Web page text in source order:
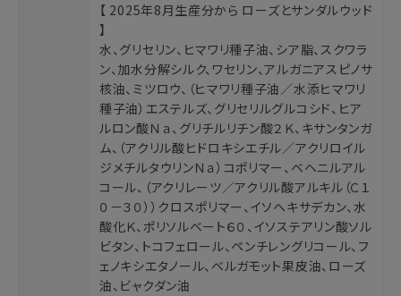
【 2025年8月生産分から ローズとサンダルウッド
】
水、グリセリン、ヒマワリ種子油、シア脂、スクワラ
ン、加水分解シルク、ワセリン、アルガニアスピノサ
核油、ミツロウ、（ヒマワリ種子油／水添ヒマワリ
種子油）エステルズ、グリセリルグルコシド、ヒア
ルロン酸Ｎａ、グリチルリチン酸２Ｋ、キサンタンガ
ム、（アクリル酸ヒドロキシエチル／アクリロイル
ジメチルタウリンＮａ）コポリマー、ベヘニルアル
コール、（アクリレーツ／アクリル酸アルキル（Ｃ１
０－３０））クロスポリマー、イソヘキサデカン、水
酸化Ｋ、ポリソルベート６０、イソステアリン酸ソル
ビタン、トコフェロール、ペンチレングリコール、フ
ェノキシエタノール、ベルガモット果皮油、ローズ
油、ビャクダン油